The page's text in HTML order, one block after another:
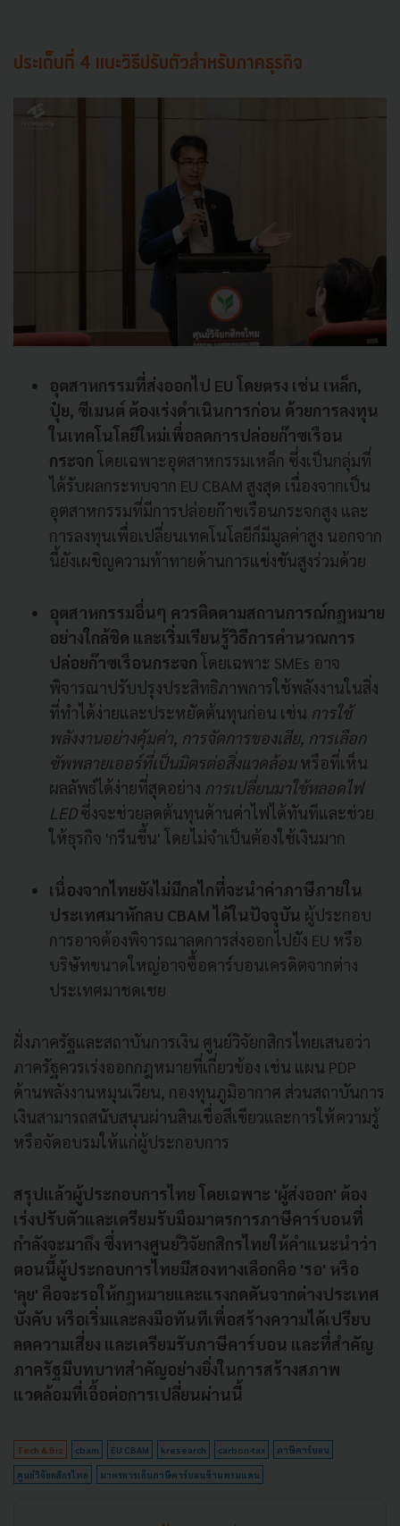
ประเด็นที่ 4 แนะวิธีปรับตัวสำหรับภาคธุรกิจ
อุตสาหกรรมที่ส่งออกไป EU โดยตรง เช่น เหล็ก,
ปุ๋ย, ซีเมนต์ ต้องเร่งดำเนินการก่อน ด้วยการลงทุน
ในเทคโนโลยีใหม่เพื่อลดการปล่อยก๊าซเรือน
กระจก โดยเฉพาะอุตสาหกรรมเหล็ก ซึ่งเป็นกลุ่มที่
ได้รับผลกระทบจาก EU CBAM สูงสุด เนื่องจากเป็น
อุตสาหกรรมที่มีการปล่อยก๊าซเรือนกระจกสูง และ
การลงทุนเพื่อเปลี่ยนเทคโนโลยีก็มีมูลค่าสูง นอกจาก
นี้ยังเผชิญความท้าทายด้านการแข่งขันสูงร่วมด้วย
อุตสาหกรรมอื่นๆ ควรติดตามสถานการณ์กฎหมาย
อย่างใกล้ชิด และเริ่มเรียนรู้วิธีการคำนวณการ
ปล่อยก๊าซเรือนกระจก โดยเฉพาะ SMEs อาจ
พิจารณาปรับปรุงประสิทธิภาพการใช้พลังงานในสิ่ง
ที่ทำได้ง่ายและประหยัดต้นทุนก่อน เช่น การใช้
พลังงานอย่างคุ้มค่า, การจัดการของเสีย, การเลือก
ซัพพลายเออร์ที่เป็นมิตรต่อสิ่งแวดล้อมหรือที่เห็น
ผลลัพธ์ได้ง่ายที่สุดอย่าง การเปลี่ยนมาใช้หลอดไฟ
LEDซึ่งจะช่วยลดต้นทุนด้านค่าไฟได้ทันทีและช่วย
ให้ธุรกิจ 'กรีนขึ้น' โดยไม่จำเป็นต้องใช้เงินมาก
เนื่องจากไทยยังไม่มีกลไกที่จะนำค่าภาษีภายใน
ประเทศมาหักลบ CBAM ได้ในปัจจุบัน ผู้ประกอบ
การอาจต้องพิจารณาลดการส่งออกไปยัง EU หรือ
บริษัทขนาดใหญ่อาจซื้อคาร์บอนเครดิตจากต่าง
ประเทศมาชดเชย
ฝั่งภาครัฐและสถาบันการเงิน ศูนย์วิจัยกสิกรไทยเสนอว่า
ภาครัฐควรเร่งออกกฎหมายที่เกี่ยวข้อง เช่น แผน PDP
ด้านพลังงานหมุนเวียน, กองทุนภูมิอากาศ ส่วนสถาบันการ
เงินสามารถสนับสนุนผ่านสินเชื่อสีเขียวและการให้ความรู้
หรือจัดอบรมให้แก่ผู้ประกอบการ
สรุปแล้วผู้ประกอบการไทย โดยเฉพาะ 'ผู้ส่งออก' ต้อง
เร่งปรับตัวและเตรียมรับมือมาตรการภาษีคาร์บอนที่
กำลังจะมาถึง ซึ่งทางศูนย์วิจัยกสิกรไทยให้คำแนะนำว่า
ตอนนี้ผู้ประกอบการไทยมีสองทางเลือกคือ 'รอ' หรือ
'ลุย' คือจะรอให้กฎหมายและแรงกดดันจากต่างประเทศ
บังคับ หรือเริ่มและลงมือทันทีเพื่อสร้างความได้เปรียบ
ลดความเสี่ยง และเตรียมรับภาษีคาร์บอน และที่สำคัญ
ภาครัฐมีบทบาทสำคัญอย่างยิ่งในการสร้างสภาพ
แวดล้อมที่เอื้อต่อการเปลี่ยนผ่านนี้
Tech & Biz cbam EU CBAM kresearch carbon-tax ภาษีคาร์บอน
ศูนย์วิจัยกสิกรไทย มาตรการเก็บภาษีคาร์บอนข้ามพรมแดน